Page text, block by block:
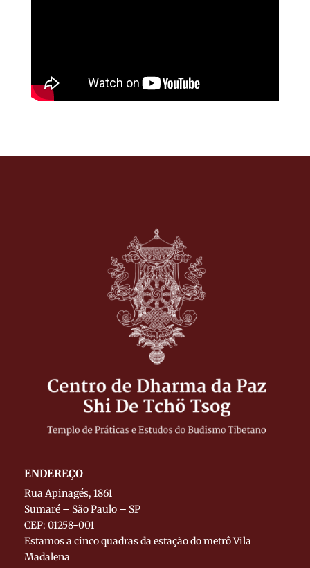
ENDEREÇO
Rua Apinagés, 1861
Sumaré – São Paulo – SP
CEP: 01258-001
Estamos a cinco quadras da estação do metrô Vila
Madalena